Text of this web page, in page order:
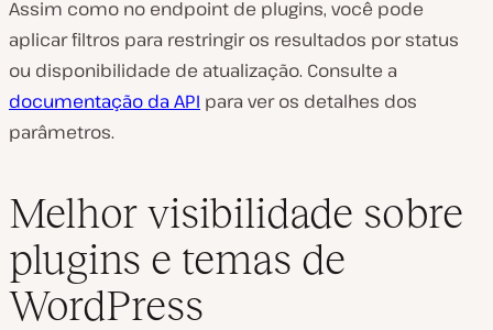
Assim como no endpoint de plugins, você pode
aplicar filtros para restringir os resultados por status
ou disponibilidade de atualização. Consulte a
documentação da API para ver os detalhes dos
parâmetros.
Melhor visibilidade sobre
plugins e temas de
WordPress